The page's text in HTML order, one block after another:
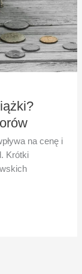
na cenę i
Krótki